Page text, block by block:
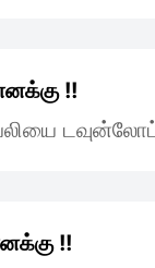
!!
!!